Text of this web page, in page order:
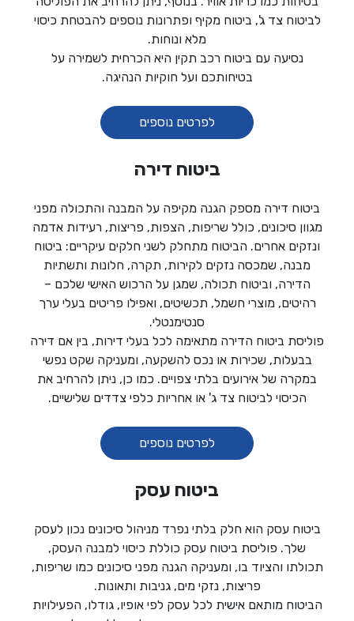
לביטוח צד ג', ביטוח מקיף ופתרונות נוספים להבטחת כיסוי
מלא ונוחות.
נסיעה עם ביטוח רכב תקין היא הכרחית לשמירה על
בטיחותכם ועל חוקיות הנהיגה.
לפרטים נוספים
ביטוח דירה
ביטוח דירה מספק הגנה מקיפה על המבנה והתכולה מפני
מגוון סיכונים, כולל שריפות, הצפות, פריצות, רעידות אדמה
ונזקים אחרים. הביטוח מתחלק לשני חלקים עיקריים: ביטוח
מבנה, שמכסה נזקים לקירות, תקרה, חלונות ותשתיות
הדירה, וביטוח תכולה, שמגן על הרכוש האישי שלכם –
רהיטים, מוצרי חשמל, תכשיטים, ואפילו פריטים בעלי ערך
סנטימנטלי.
פוליסת ביטוח הדירה מתאימה לכל בעלי דירות, בין אם דירה
בבעלות, שכירות או נכס להשקעה, ומעניקה שקט נפשי
במקרה של אירועים בלתי צפויים. כמו כן, ניתן להרחיב את
הכיסוי לביטוח צד ג' או אחריות כלפי צדדים שלישיים.
לפרטים נוספים
ביטוח עסק
ביטוח עסק הוא חלק בלתי נפרד מניהול סיכונים נכון לעסק
שלך. פוליסת ביטוח עסק כוללת כיסוי למבנה העסק,
תכולתו והציוד בו, ומעניקה הגנה מפני סיכונים כמו שריפות,
פריצות, נזקי מים, גניבות ותאונות.
הביטוח מותאם אישית לכל עסק לפי אופיו, גודלו, הפעילויות